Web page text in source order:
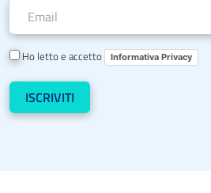
Ho letto e accetto Informativa Privacy